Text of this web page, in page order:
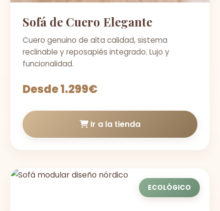
Sofá de Cuero Elegante
Cuero genuino de alta calidad, sistema
reclinable y reposapiés integrado. Lujo y
funcionalidad.
Desde 1.299€
Ir a la tienda
ECOLÓGICO